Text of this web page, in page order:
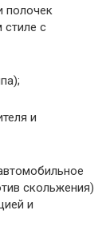
полочек
стиле с
и
скольжения)
и